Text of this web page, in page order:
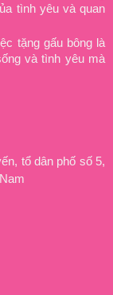
tình yêu và quan
tặng gấu bông là
và tình yêu mà
tổ dân phố số 5,